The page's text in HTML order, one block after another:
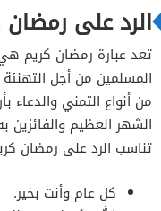
الرد على
تعد عبارة رمضان كريم هي
المسلمين من أجل
من أنواع التمني
الشهر العظيم والفائزين
تناسب الرد على رمضان
كل عام وأنت بخير.